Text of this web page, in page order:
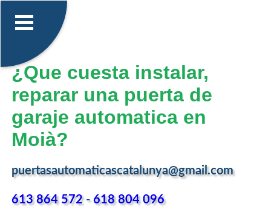
¿Que cuesta instalar,
reparar una puerta de
garaje automatica en
Moià?
puertasautomaticascatalunya@gmail.com
613 864 572-618 804 096